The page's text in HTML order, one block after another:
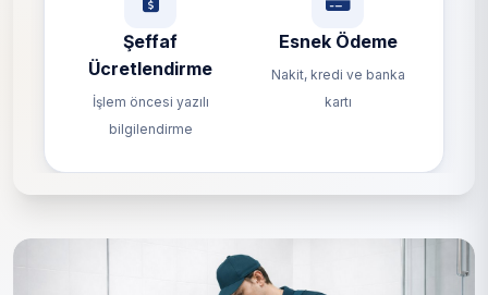
Şeffaf
Ücretlendirme
İşlem öncesi yazılı
bilgilendirme
Esnek Ödeme
Nakit, kredi ve banka
kartı